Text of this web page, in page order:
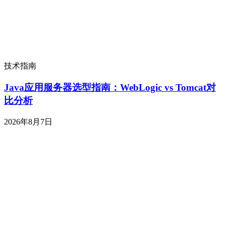
技术指南
Java应用服务器选型指南：WebLogic vs Tomcat对
比分析
2026年8月7日